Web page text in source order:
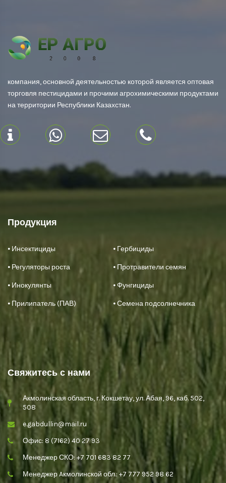
компания, основной деятельностью которой является оптовая
торговля пестицидами и прочими агрохимическими продуктами
на территории Республики Казахстан.
Продукция
⦁ Инсектициды ⦁ Гербициды
⦁ Регуляторы роста ⦁ Протравители семян
⦁ Инокулянты ⦁ Фунгициды
⦁ Прилипатель (ПАВ) ⦁ Семена подсолнечника
Свяжитесь с нами
Акмолинская область, г. Кокшетау, ул. Абая, 96, каб. 502,
508
e.gabdullin@mail.ru
Офис: 8 (7162) 40 27 93
Менеджер СКО: +7 701 683 82 77
Менеджер Aкмолинской обл.: +7 777 952 98 62